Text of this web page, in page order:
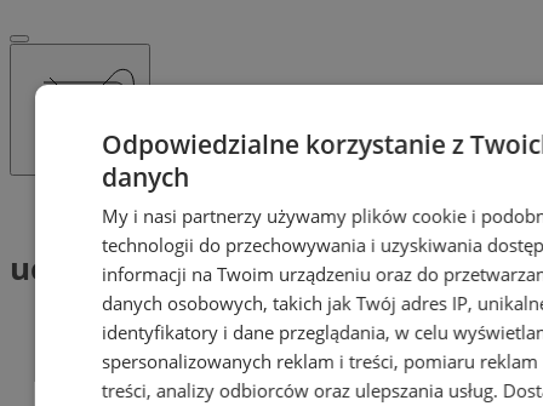
Tag: uczelnie i firmy
uczelnie i firmy (1)
Odpowiedzialne korzystanie z
danych
My i nasi partnerzy używamy plików cookie i
technologii do przechowywania i uzyskiwania
informacji na Twoim urządzeniu oraz do
danych osobowych, takich jak Twój adres IP,
identyfikatory i dane przeglądania, w celu
spersonalizowanych reklam i treści, pomiaru reklam
treści, analizy odbiorców oraz ulepszania usług.